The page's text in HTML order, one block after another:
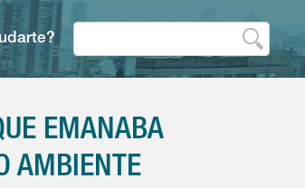
EMANABA
AMBIENTE